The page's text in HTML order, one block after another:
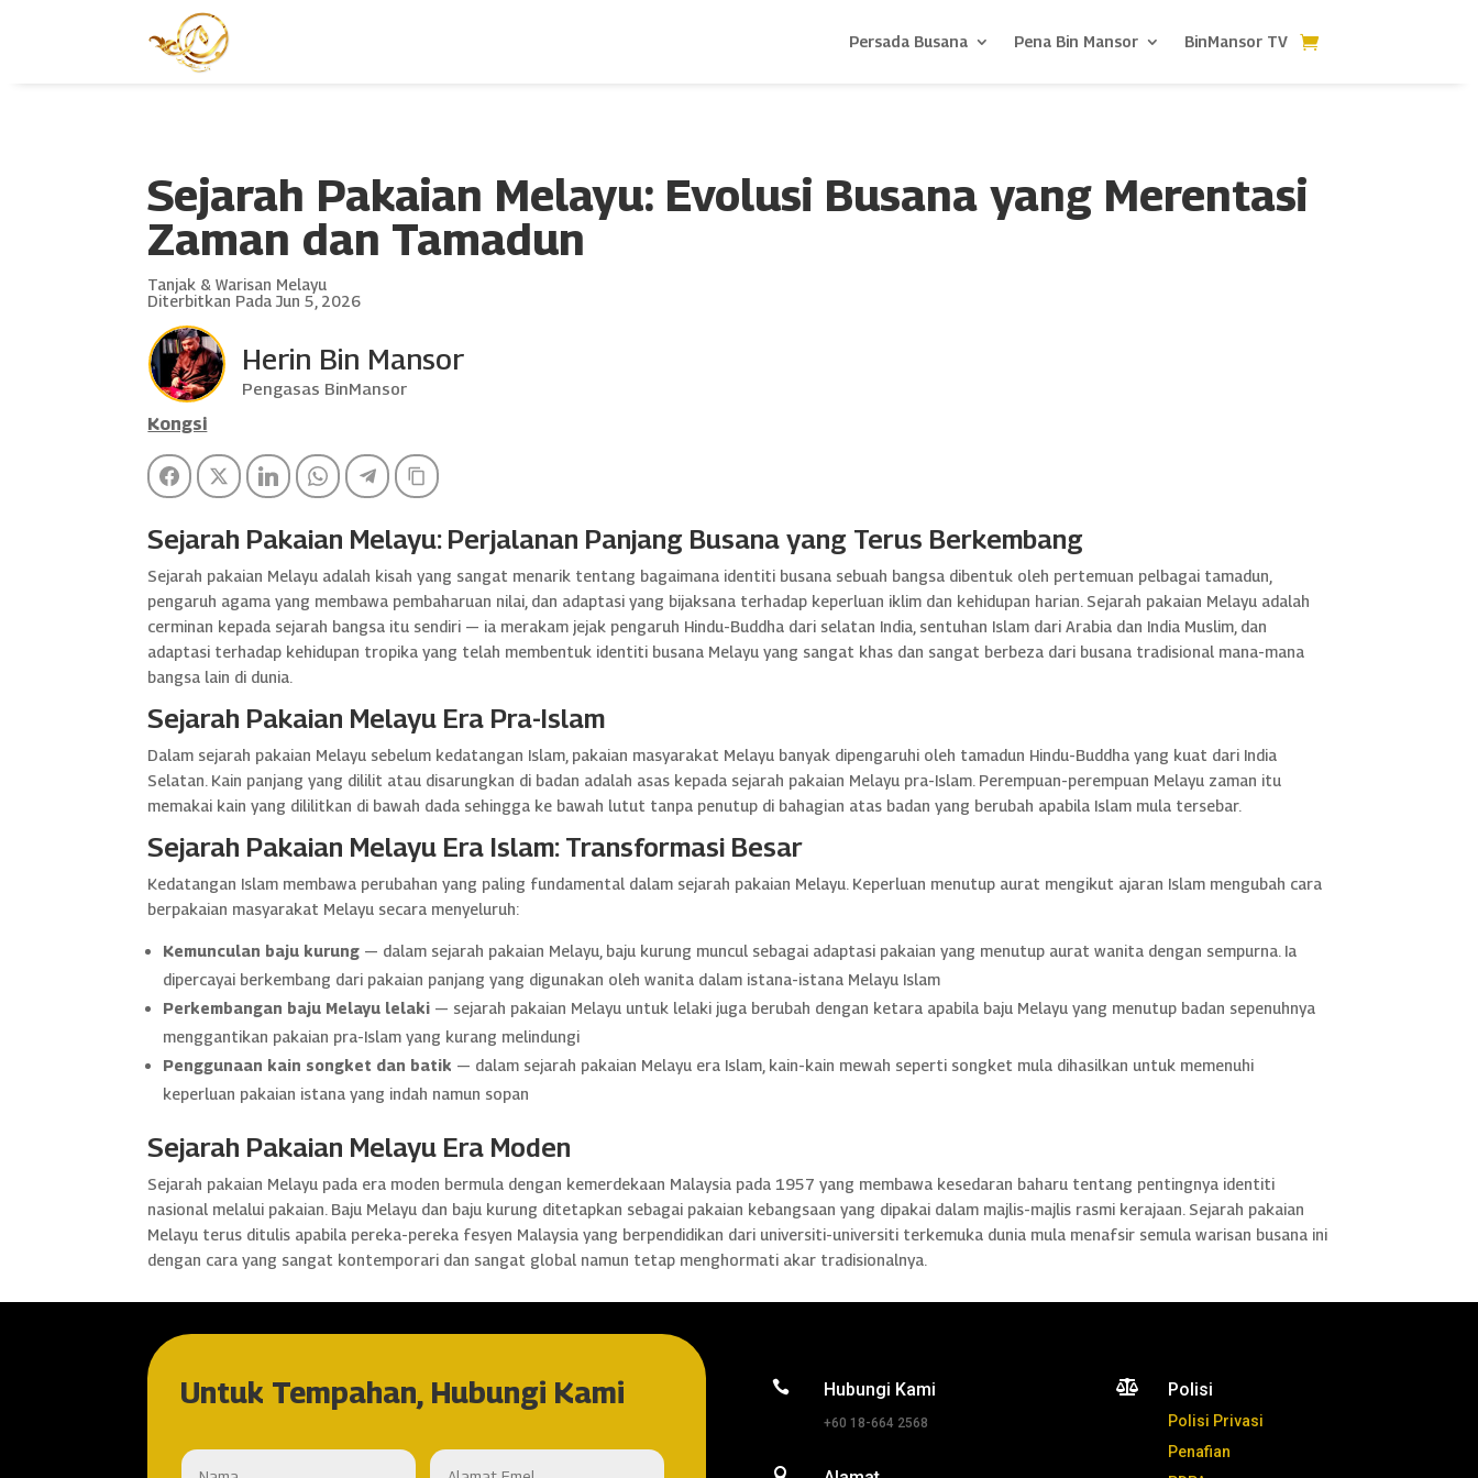
Persada Busana Pena Bin Mansor BinMansor TV
Sejarah Pakaian Melayu: Evolusi Busana yang Merentasi
Zaman dan Tamadun
Tanjak & Warisan Melayu
Diterbitkan Pada Jun 5, 2026
Herin Bin Mansor
Pengasas BinMansor
Kongsi
FacebookTwitter LinkedInWhatsAppTelegramCopy Link
Sejarah Pakaian Melayu: Perjalanan Panjang Busana yang Terus Berkembang
Sejarah pakaian Melayu adalah kisah yang sangat menarik tentang bagaimana identiti busana sebuah bangsa dibentuk oleh pertemuan pelbagai tamadun,
pengaruh agama yang membawa pembaharuan nilai, dan adaptasi yang bijaksana terhadap keperluan iklim dan kehidupan harian. Sejarah pakaian Melayu adalah
cerminan kepada sejarah bangsa itu sendiri — ia merakam jejak pengaruh Hindu-Buddha dari selatan India, sentuhan Islam dari Arabia dan India Muslim, dan
adaptasi terhadap kehidupan tropika yang telah membentuk identiti busana Melayu yang sangat khas dan sangat berbeza dari busana tradisional mana-mana
bangsa lain di dunia.
Sejarah Pakaian Melayu Era Pra-Islam
Dalam sejarah pakaian Melayu sebelum kedatangan Islam, pakaian masyarakat Melayu banyak dipengaruhi oleh tamadun Hindu-Buddha yang kuat dari India
Selatan. Kain panjang yang dililit atau disarungkan di badan adalah asas kepada sejarah pakaian Melayu pra-Islam. Perempuan-perempuan Melayu zaman itu
memakai kain yang dililitkan di bawah dada sehingga ke bawah lutut tanpa penutup di bahagian atas badan yang berubah apabila Islam mula tersebar.
Sejarah Pakaian Melayu Era Islam: Transformasi Besar
Kedatangan Islam membawa perubahan yang paling fundamental dalam sejarah pakaian Melayu. Keperluan menutup aurat mengikut ajaran Islam mengubah cara
berpakaian masyarakat Melayu secara menyeluruh:
Kemunculan baju kurung — dalam sejarah pakaian Melayu, baju kurung muncul sebagai adaptasi pakaian yang menutup aurat wanita dengan sempurna. Ia
dipercayai berkembang dari pakaian panjang yang digunakan oleh wanita dalam istana-istana Melayu Islam
Perkembangan baju Melayu lelaki — sejarah pakaian Melayu untuk lelaki juga berubah dengan ketara apabila baju Melayu yang menutup badan sepenuhnya
menggantikan pakaian pra-Islam yang kurang melindungi
Penggunaan kain songket dan batik — dalam sejarah pakaian Melayu era Islam, kain-kain mewah seperti songket mula dihasilkan untuk memenuhi
keperluan pakaian istana yang indah namun sopan
Sejarah Pakaian Melayu Era Moden
Sejarah pakaian Melayu pada era moden bermula dengan kemerdekaan Malaysia pada 1957 yang membawa kesedaran baharu tentang pentingnya identiti
nasional melalui pakaian. Baju Melayu dan baju kurung ditetapkan sebagai pakaian kebangsaan yang dipakai dalam majlis-majlis rasmi kerajaan. Sejarah pakaian
Melayu terus ditulis apabila pereka-pereka fesyen Malaysia yang berpendidikan dari universiti-universiti terkemuka dunia mula menafsir semula warisan busana ini
dengan cara yang sangat kontemporari dan sangat global namun tetap menghormati akar tradisionalnya.
Untuk Tempahan, Hubungi Kami  Hubungi Kami
+60 18-664 2568
 Polisi
Polisi Privasi
Penafian